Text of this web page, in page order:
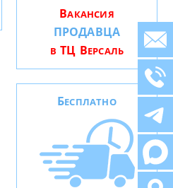
ВАКАНСИЯ
ПРОДАВЦА
В ТЦ ВЕРСАЛЬ
БЕСПЛАТНО